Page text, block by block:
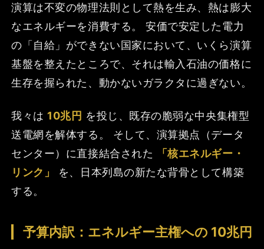
演算は不変の物理法則として熱を生み、熱は膨大
なエネルギーを消費する。 安価で安定した電力
の「自給」ができない国家において、いくら演算
基盤を整えたところで、それは輸入石油の価格に
生存を握られた、動かないガラクタに過ぎない。
我々は 10兆円 を投じ、既存の脆弱な中央集権型
送電網を解体する。 そして、演算拠点（データ
センター）に直接結合された
「核エネルギー・
リンク」
を、日本列島の新たな背骨として構築
する。
予算内訳：エネルギー主権への 10兆円